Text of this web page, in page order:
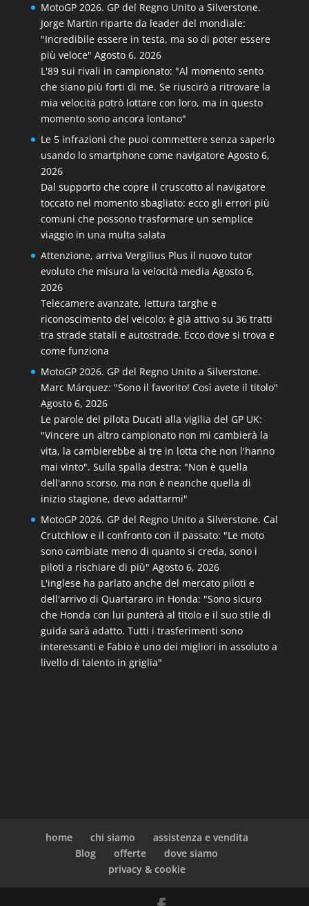
MotoGP 2026. GP del Regno Unito a Silverstone.
Jorge Martin riparte da leader del mondiale:
"Incredibile essere in testa, ma so di poter essere
più veloce" Agosto 6, 2026
L'89 sui rivali in campionato: "Al momento sento
che siano più forti di me. Se riuscirò a ritrovare la
mia velocità potrò lottare con loro, ma in questo
momento sono ancora lontano"
Le 5 infrazioni che puoi commettere senza saperlo
usando lo smartphone come navigatore Agosto 6,
2026
Dal supporto che copre il cruscotto al navigatore
toccato nel momento sbagliato: ecco gli errori più
comuni che possono trasformare un semplice
viaggio in una multa salata
Attenzione, arriva Vergilius Plus il nuovo tutor
evoluto che misura la velocità media Agosto 6,
2026
Telecamere avanzate, lettura targhe e
riconoscimento del veicolo; è già attivo su 36 tratti
tra strade statali e autostrade. Ecco dove si trova e
come funziona
MotoGP 2026. GP del Regno Unito a Silverstone.
Marc Márquez: "Sono il favorito! Così avete il titolo"
Agosto 6, 2026
Le parole del pilota Ducati alla vigilia del GP UK:
"Vincere un altro campionato non mi cambierà la
vita, la cambierebbe ai tre in lotta che non l'hanno
mai vinto". Sulla spalla destra: "Non è quella
dell'anno scorso, ma non è neanche quella di
inizio stagione, devo adattarmi"
MotoGP 2026. GP del Regno Unito a Silverstone. Cal
Crutchlow e il confronto con il passato: "Le moto
sono cambiate meno di quanto si creda, sono i
piloti a rischiare di più" Agosto 6, 2026
L'inglese ha parlato anche del mercato piloti e
dell'arrivo di Quartararo in Honda: "Sono sicuro
che Honda con lui punterà al titolo e il suo stile di
guida sarà adatto. Tutti i trasferimenti sono
interessanti e Fabio è uno dei migliori in assoluto a
livello di talento in griglia"
home chi siamo
assistenza e vendita
Blog
offerte
dove siamo
privacy & cookie